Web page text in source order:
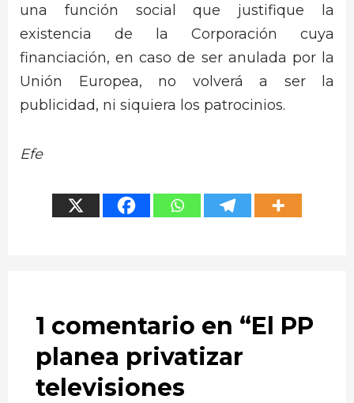
una función social que justifique la
existencia de la Corporación cuya
financiación, en caso de ser anulada por la
Unión Europea, no volverá a ser la
publicidad, ni siquiera los patrocinios.
Efe
1 comentario en “El PP
planea privatizar
televisiones